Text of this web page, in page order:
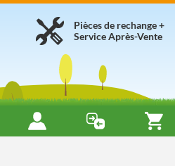
Pièces de rechange +
Service Après-Vente